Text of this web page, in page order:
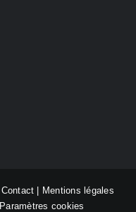
Contact
Mentions légales
Paramètres cookies